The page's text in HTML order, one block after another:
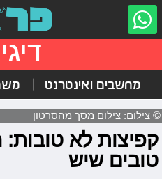
מחשבים ואינטרנט
© צילום: צילום מסך מהסרטון
קפיצות לא
טובים שיש